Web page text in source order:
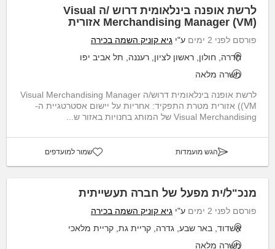
לרשת אופנה בינלאומית דרוש /ה Visual
Merchandising Manager (VM) אזורית
פורסם לפני 2 ימים ע"י גיא קוניק השמה בכירה
חדרה, חולון, ראשון לציון, רעננה, תל אביב יפו
משרה מלאה
לרשת אופנה בינלאומית דרוש/ה Visual Merchandising Manager
(VM) אזורית מטרת התפקיד: אחריות על יישום אסטרטגיית ה-
Visual Merchandising של המותג בחנויות באזור ש...
הגש מועמדות שמור למועדפים
מנכ"ל/ית מפעל של חברה תעשייתית
פורסם לפני 2 ימים ע"י גיא קוניק השמה בכירה
אשדוד, באר שבע, גדרה, קריית גת, קריית מלאכי
משרה מלאה